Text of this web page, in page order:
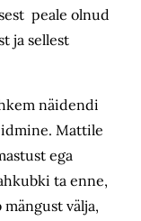
peale olnud
ja sellest
näidendi
Mattile
ega
ta enne,
välja,